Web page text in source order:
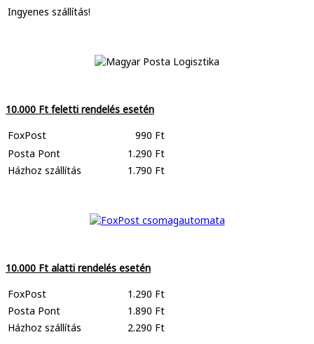
Ingyenes szállítás!
10.000 Ft feletti rendelés esetén
FoxPost
990 Ft
Posta Pont
1.290 Ft
Házhoz szállítás
1.790 Ft
10.000 Ft alatti rendelés esetén
FoxPost
1.290 Ft
Posta Pont
1.890 Ft
Házhoz szállítás
2.290 Ft